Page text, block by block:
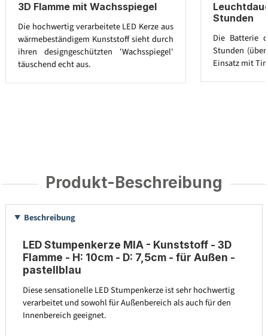
3D Flamme mit Wachsspiegel
Die hochwertig verarbeitete LED Kerze aus
wärmebeständigem Kunststoff sieht durch
ihren designgeschützten 'Wachsspiegel'
täuschend echt aus.
Stunden
Die Batterie
Stunden
Einsatz mit
Produkt-Beschreibung
Beschreibung
LED Stumpenkerze MIA - Kunststoff - 3D
Flamme - H: 10cm - D: 7,5cm - für Außen -
pastellblau
Diese sensationelle LED Stumpenkerze ist sehr hochwertig
verarbeitet und sowohl für Außenbereich als auch für den
Innenbereich geeignet.